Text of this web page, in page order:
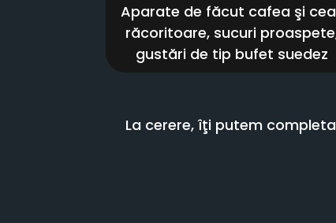
Aparate de făcut cafea şi
răcoritoare, sucuri
gustări de tip bufet suedez
La cerere, îţi putem